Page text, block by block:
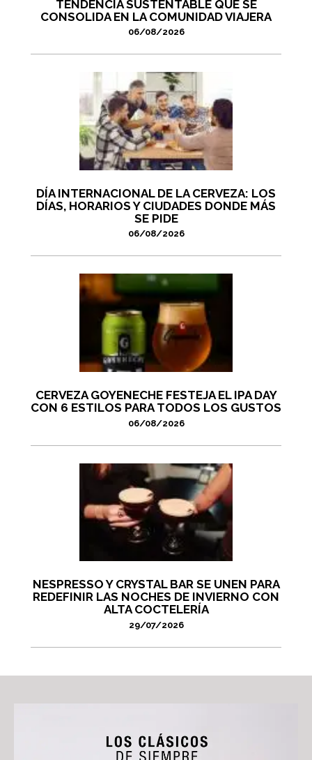
TENDENCIA SUSTENTABLE QUE SE
CONSOLIDA EN LA COMUNIDAD VIAJERA
06/08/2026
DÍA INTERNACIONAL DE LA CERVEZA: LOS
DÍAS, HORARIOS Y CIUDADES DONDE MÁS
SE PIDE
06/08/2026
CERVEZA GOYENECHE FESTEJA EL IPA DAY
CON 6 ESTILOS PARA TODOS LOS GUSTOS
06/08/2026
NESPRESSO Y CRYSTAL BAR SE UNEN PARA
REDEFINIR LAS NOCHES DE INVIERNO CON
ALTA COCTELERÍA
29/07/2026